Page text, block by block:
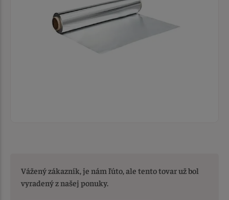
Vážený zákazník, je nám ľúto, ale tento tovar už bol
vyradený z našej ponuky.